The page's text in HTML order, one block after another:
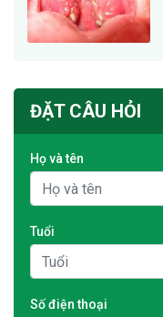
ĐẶT CÂU HỎI
Họ và tên
Tuổi
Số điện thoại